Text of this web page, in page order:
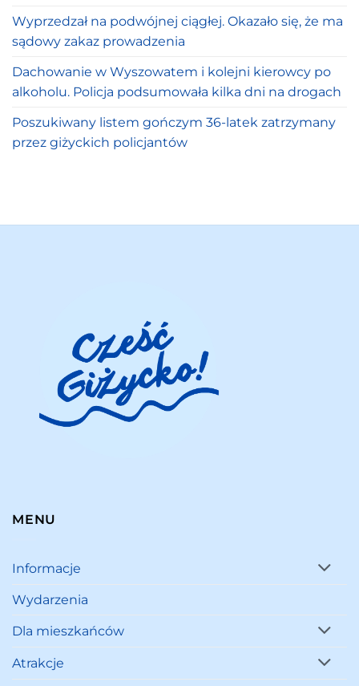
Wyprzedzał na podwójnej ciągłej. Okazało się, że ma
sądowy zakaz prowadzenia
Dachowanie w Wyszowatem i kolejni kierowcy po
alkoholu. Policja podsumowała kilka dni na drogach
Poszukiwany listem gończym 36-latek zatrzymany
przez giżyckich policjantów
MENU
Informacje
Wydarzenia
Dla mieszkańców
Atrakcje